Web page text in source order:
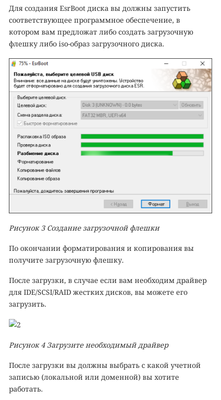
Для создания EsrBoot диска вы должны запустить
соответствующее программное обеспечение, в
котором вам предложат либо создать загрузочную
флешку либо iso-образ загрузочного диска.
Рисунок 3Создание загрузочной флешки
По окончании форматирования и копирования вы
получите загрузочную флешку.
После загрузки, в случае если вам необходим драйвер
для IDE/SCSI/RAID жестких дисков, вы можете его
загрузить.
Рисунок 4Загрузите необходимый драйвер
После загрузки вы должны выбрать с какой учетной
записью (локальной или доменной) вы хотите
работать.